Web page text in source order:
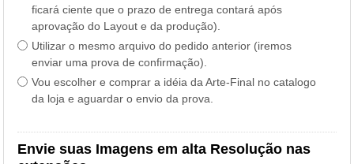
ficará ciente que o prazo de entrega contará após
aprovação do Layout e da produção).
Utilizar o mesmo arquivo do pedido anterior (iremos
enviar uma prova de confirmação).
Vou escolher e comprar a idéia da Arte-Final no catalogo
da loja e aguardar o envio da prova.
Envie suas Imagens em alta Resolução nas